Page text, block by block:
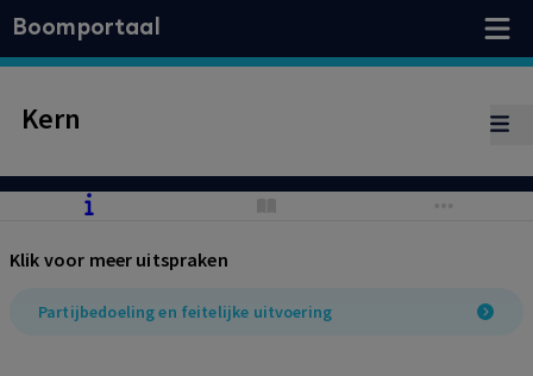
Boomportaal
Kern
Klik voor meer uitspraken
Partijbedoeling en feitelijke uitvoering